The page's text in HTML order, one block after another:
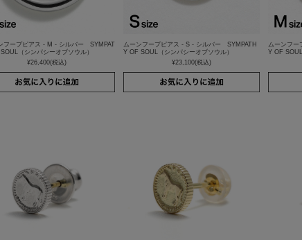
フープピアス - M - シルバー SYMPAT
（シンパシーオブソウル）
¥26,400(税込)
ムーンフープピアス - S - シルバー SYMPATH
Y OF SOUL（シンパシーオブソウル）
¥23,100(税込)
ムーンフ
Y OF